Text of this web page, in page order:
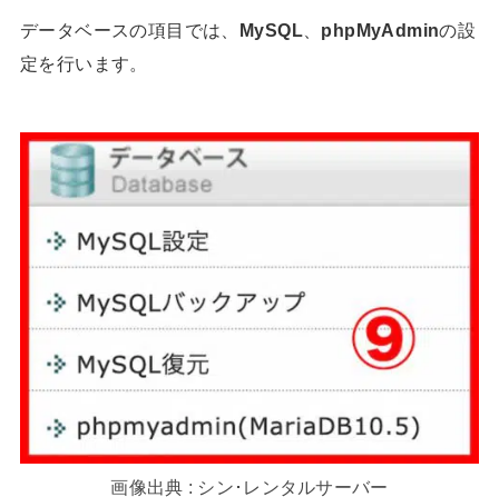
データベースの項目では、 MySQL、 phpMyAdminの設
定を行います。
画像出典 : シン･レンタルサーバー